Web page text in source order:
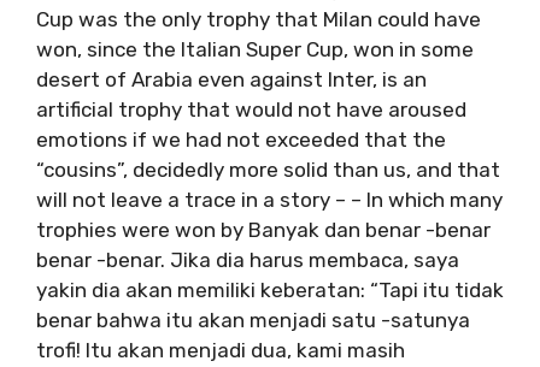
Cup was the only trophy that Milan could have
won, since the Italian Super Cup, won in some
desert of Arabia even against Inter, is an
artificial trophy that would not have aroused
emotions if we had not exceeded that the
“cousins”, decidedly more solid than us, and that
will not leave a trace in a story – – In which many
trophies were won by Banyak dan benar -benar
benar -benar. Jika dia harus membaca, saya
yakin dia akan memiliki keberatan: “Tapi itu tidak
benar bahwa itu akan menjadi satu -satunya
trofi! Itu akan menjadi dua, kami masih